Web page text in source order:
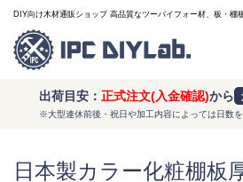
DIY向け木材通販ショップ 高品質なツーバイフォー材、板・棚
出荷目安： 正式注文(入金確認)から
※大型連休前後・祝日や加工内容によっては日数を
日本製カラー化粧棚板